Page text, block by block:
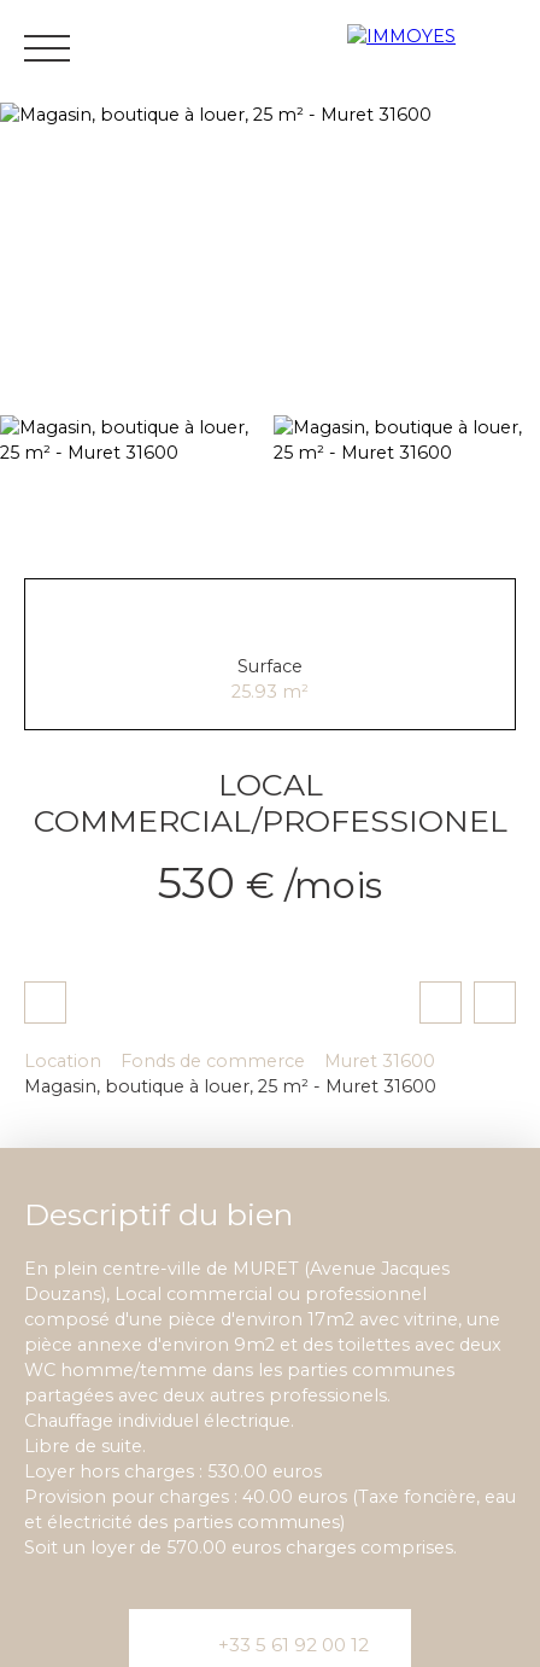
Surface
25.93 m²
LOCAL
COMMERCIAL/PROFESSIONEL
530 € /mois
Location Fonds de commerce
Muret 31600
Magasin, boutique à louer, 25 m² - Muret 31600
Descriptif du bien
En plein centre-ville de MURET (Avenue Jacques
Douzans), Local commercial ou professionnel
composé d'une pièce d'environ 17m2 avec vitrine, une
pièce annexe d'environ 9m2 et des toilettes avec deux
WC homme/temme dans les parties communes
partagées avec deux autres professionels.
Chauffage individuel électrique.
Libre de suite.
Loyer hors charges : 530.00 euros
Provision pour charges : 40.00 euros (Taxe foncière, eau
et électricité des parties communes)
Soit un loyer de 570.00 euros charges comprises.
+33 5 61 92 00 12